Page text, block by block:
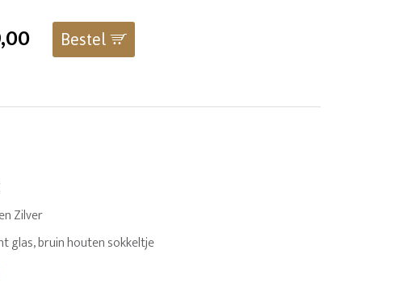
Bestel
Zilver
glas, bruin houten sokkeltje